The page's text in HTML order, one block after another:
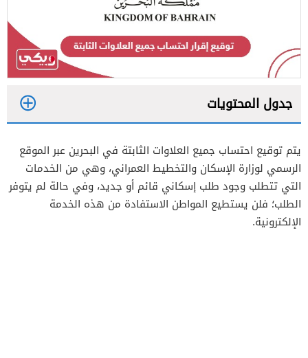
جدول المحتويات
2
3
يتم توقيع احتساب جميع العلاوات الثابتة في البحرين عبر الموقع
الرسمي لوزارة الإسكان والتخطيط العمراني، وهي من الخدمات
التي تتطلب وجود طلب إسكاني قائم أو جديد، وفي حالة لم يتوفر
الطلب؛ فلن يستطيع المواطن الاستفادة من هذه الخدمة
الإلكترونية.